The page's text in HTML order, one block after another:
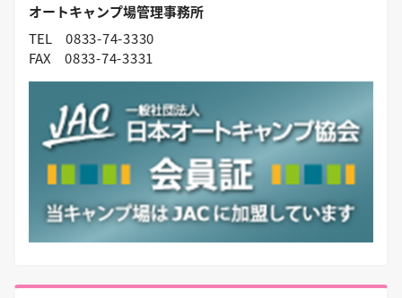
オートキャンプ場管理事務所
TEL 0833-74-3330
FAX 0833-74-3331